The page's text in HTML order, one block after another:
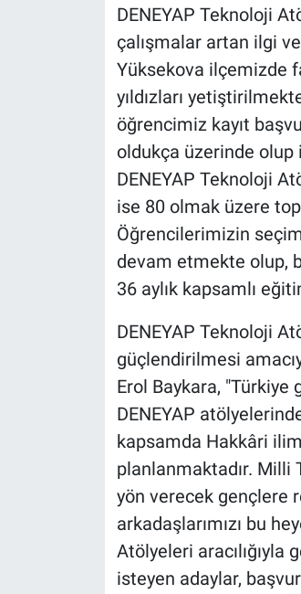
DENEYAP Teknoloji
çalışmalar artan ilgi
Yüksekova ilçemizde
yıldızları
öğrencimiz kayıt
oldukça üzerinde olup
DENEYAP Teknoloji
ise 80 olmak üzere
Öğrencilerimizin
devam etmekte olup,
36 aylık kapsamlı
DENEYAP Teknoloji
güçlendirilmesi
Erol Baykara,
DENEYAP
kapsamda Hakkâri
planlanmaktadır. Milli
yön verecek gençlere
arkadaşlarımızı bu
Atölyeleri
isteyen adaylar,